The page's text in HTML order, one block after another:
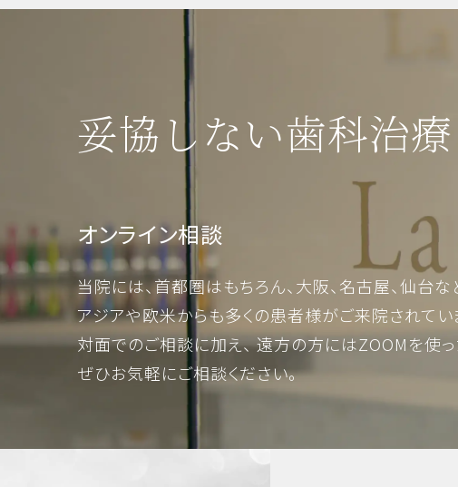
妥協しない歯科治療
オンライン相談
当院には、首都圏はもちろん、大阪、名古屋、仙台
アジアや欧米からも多くの患者様がご来院されてい
対面でのご相談に加え、 遠方の方にはZOOMを使っ
ぜひお気軽にご相談ください。